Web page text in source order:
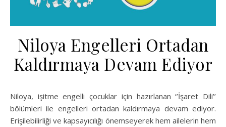
Niloya Engelleri Ortadan
Kaldırmaya Devam Ediyor
Niloya, işitme engelli çocuklar için hazırlanan ‘’İşaret Dili’’
bölümleri ile engelleri ortadan kaldırmaya devam ediyor.
Erişilebilirliği ve kapsayıcılığı önemseyerek hem ailelerin hem